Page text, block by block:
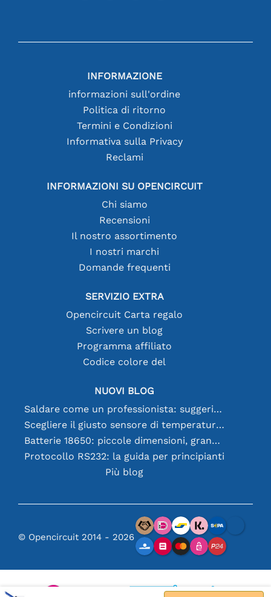
INFORMAZIONE
informazioni sull'ordine
Politica di ritorno
Termini e Condizioni
Informativa sulla Privacy
Reclami
INFORMAZIONI SU OPENCIRCUIT
Chi siamo
Recensioni
Il nostro assortimento
I nostri marchi
Domande frequenti
SERVIZIO EXTRA
Opencircuit Carta regalo
Scrivere un blog
Programma affiliato
Codice colore del
NUOVI BLOG
Saldare come un professionista: suggerimenti per connessioni elettroniche perfette
Scegliere il giusto sensore di temperatura [youtube]
Batterie 18650: piccole dimensioni, grandi prestazioni
Protocollo RS232: la guida per principianti
Più blog
© Opencircuit 2014 - 2026